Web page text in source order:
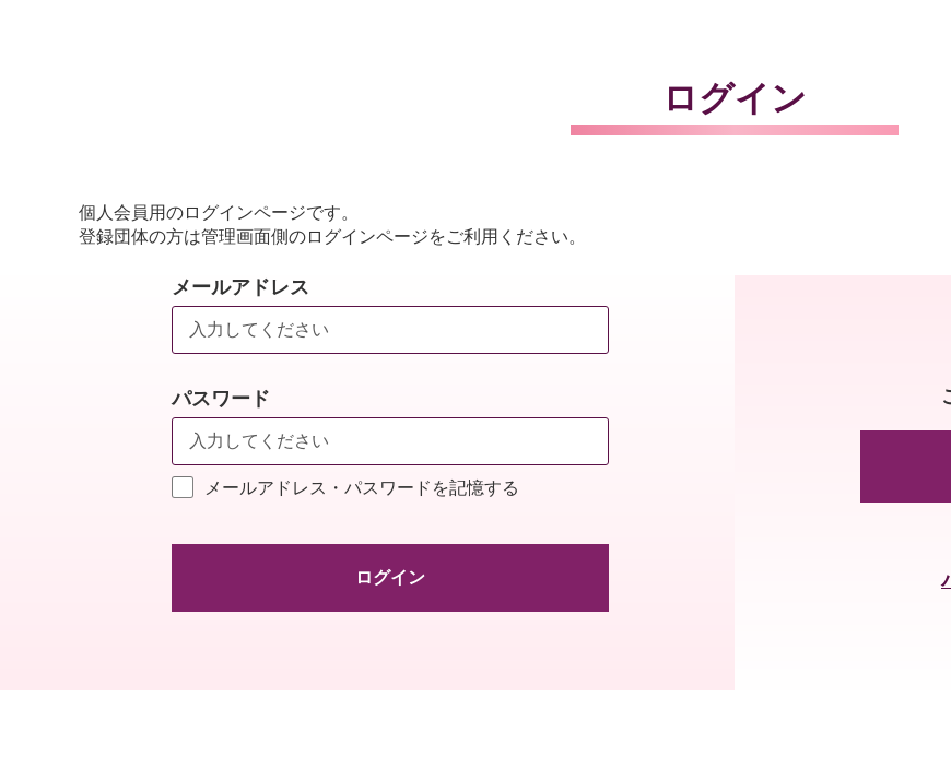
ログイン
個人会員用のログインページです。
登録団体の方は管理画面側のログインページをご利用ください。
メールアドレス
パスワード
メールアドレス・パスワードを記憶する
ログイン